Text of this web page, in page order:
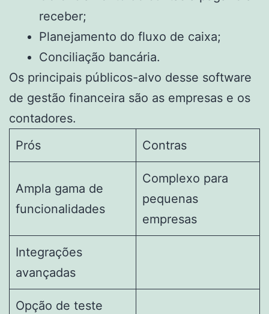
receber;
Planejamento do fluxo de caixa;
Conciliação bancária.
Os principais públicos-alvo desse software
de gestão financeira são as empresas e os
contadores.
Prós
Contras
Ampla gama de
funcionalidades
Complexo para
pequenas
empresas
Integrações
avançadas
Opção de teste